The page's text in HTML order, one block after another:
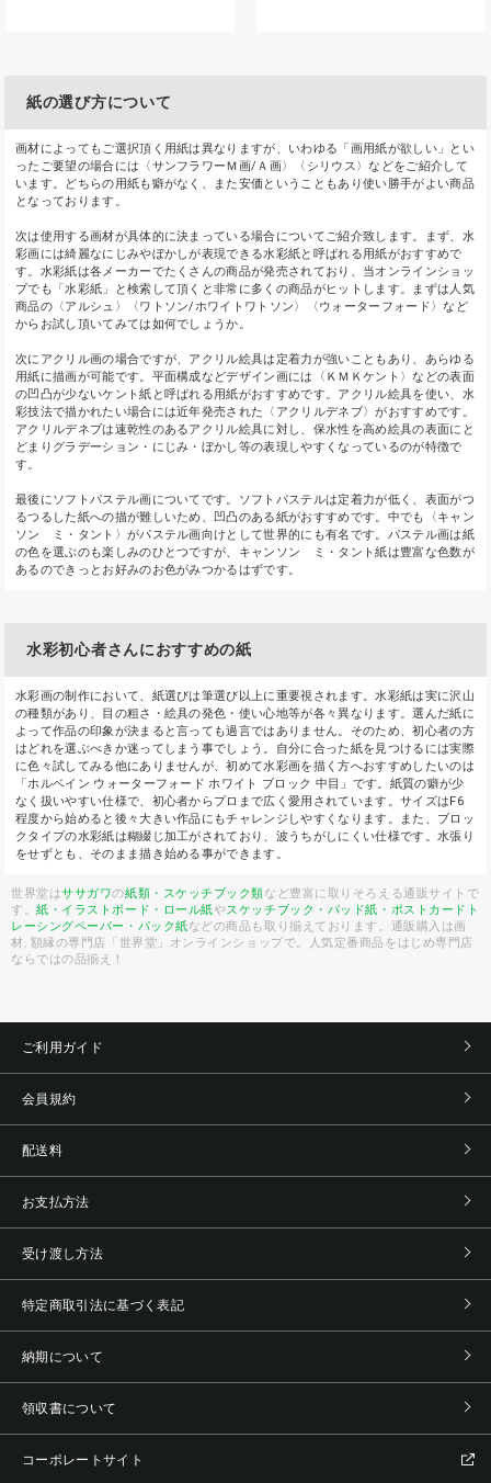
紙の選び方について
画材によってもご選択頂く用紙は異なりますが、いわゆる「画用紙が欲しい」とい
ったご要望の場合には〈サンフラワーＭ画/Ａ画〉〈シリウス〉などをご紹介して
います。どちらの用紙も癖がなく、また安価ということもあり使い勝手がよい商品
となっております。
次は使用する画材が具体的に決まっている場合についてご紹介致します。まず、水
彩画には綺麗なにじみやぼかしが表現できる水彩紙と呼ばれる用紙がおすすめで
す。水彩紙は各メーカーでたくさんの商品が発売されており、当オンラインショッ
プでも「水彩紙」と検索して頂くと非常に多くの商品がヒットします。まずは人気
商品の〈アルシュ〉〈ワトソン/ホワイトワトソン〉〈ウォーターフォード〉など
からお試し頂いてみては如何でしょうか。
次にアクリル画の場合ですが、アクリル絵具は定着力が強いこともあり、あらゆる
用紙に描画が可能です。平面構成などデザイン画には〈ＫＭＫケント〉などの表面
の凹凸が少ないケント紙と呼ばれる用紙がおすすめです。アクリル絵具を使い、水
彩技法で描かれたい場合には近年発売された〈アクリルデネブ〉がおすすめです。
アクリルデネブは速乾性のあるアクリル絵具に対し、保水性を高め絵具の表面にと
どまりグラデーション・にじみ・ぼかし等の表現しやすくなっているのが特徴で
す。
最後にソフトパステル画についてです。ソフトパステルは定着力が低く、表面がつ
るつるした紙への描が難しいため、凹凸のある紙がおすすめです。中でも〈キャン
ソン ミ・タント〉がパステル画向けとして世界的にも有名です。パステル画は紙
の色を選ぶのも楽しみのひとつですが、キャンソン ミ・タント紙は豊富な色数が
あるのできっとお好みのお色がみつかるはずです。
水彩初心者さんにおすすめの紙
水彩画の制作において、紙選びは筆選び以上に重要視されます。水彩紙は実に沢山
の種類があり、目の粗さ・絵具の発色・使い心地等が各々異なります。選んだ紙に
よって作品の印象が決まると言っても過言ではありません。そのため、初心者の方
はどれを選ぶべきか迷ってしまう事でしょう。自分に合った紙を見つけるには実際
に色々試してみる他にありませんが、初めて水彩画を描く方へおすすめしたいのは
「ホルベイン ウォーターフォード ホワイト ブロック 中目」です。紙質の癖が少
なく扱いやすい仕様で、初心者からプロまで広く愛用されています。サイズはF6
程度から始めると後々大きい作品にもチャレンジしやすくなります。また、ブロッ
クタイプの水彩紙は糊綴じ加工がされており、波うちがしにくい仕様です。水張り
をせずとも、そのまま描き始める事ができます。
世界堂はササガワの紙類・スケッチブック類など豊富に取りそろえる通販サイトで
す。紙・イラストボード・ロール紙やスケッチブック・パッド紙・ポストカード ト
レーシングペーパー・パック紙などの商品も取り揃えております。通販購入は画
材, 額縁の専門店「世界堂」オンラインショップで。人気定番商品をはじめ専門店
ならではの品揃え！
ご利用ガイド
会員規約
配送料
お支払方法
受け渡し方法
特定商取引法に基づく表記
納期について
領収書について
コーポレートサイト